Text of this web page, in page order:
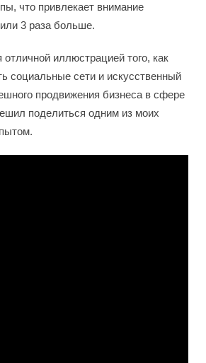
что привлекает внимание
3 раза больше.
иллюстрацией того, как
социальные сети и искусственный
продвижения бизнеса в сфере
поделиться одним из моих